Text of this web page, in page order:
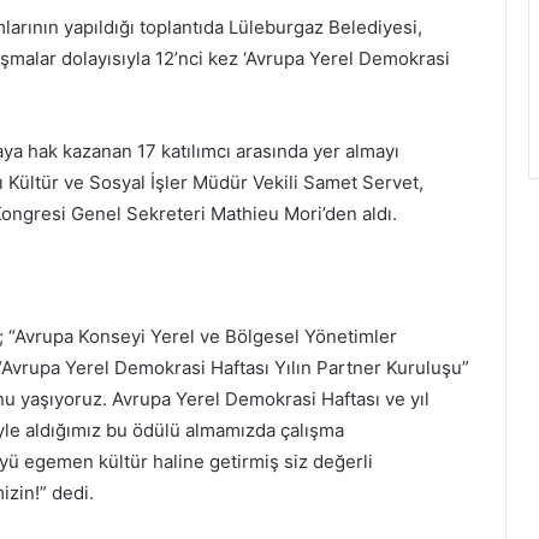
yapıldığı toplantıda Lüleburgaz Belediyesi,
dolayısıyla 12’nci kez ‘Avrupa Yerel Demokrasi
hak kazanan 17 katılımcı arasında yer almayı
ve Sosyal İşler Müdür Vekili Samet Servet,
Genel Sekreteri Mathieu Mori’den aldı.
Konseyi Yerel ve Bölgesel Yönetimler
Yerel Demokrasi Haftası Yılın Partner Kuruluşu”
yaşıyoruz. Avrupa Yerel Demokrasi Haftası ve yıl
bu ödülü almamızda çalışma
egemen kültür haline getirmiş siz değerli
dedi.